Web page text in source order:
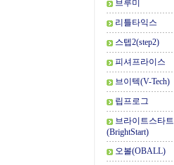
브루미
리틀타익스
스텝2(step2)
피셔프라이스
브이텍(V-Tech)
립프로그
브라이트스타트
(BrightStart)
오볼(OBALL)